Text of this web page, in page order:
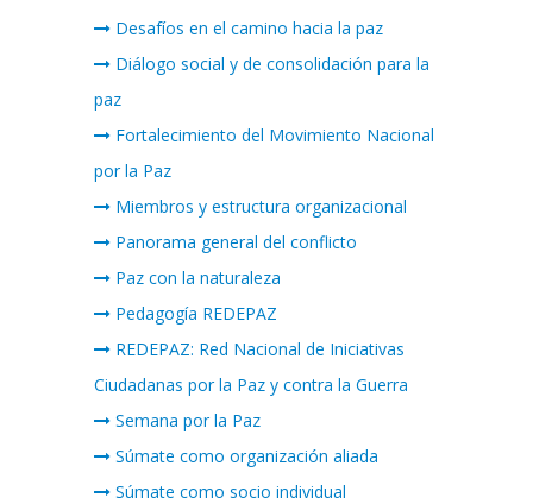
Desafíos en el camino hacia la paz
Diálogo social y de consolidación para la
paz
Fortalecimiento del Movimiento Nacional
por la Paz
Miembros y estructura organizacional
Panorama general del conflicto
Paz con la naturaleza
Pedagogía REDEPAZ
REDEPAZ: Red Nacional de Iniciativas
Ciudadanas por la Paz y contra la Guerra
Semana por la Paz
Súmate como organización aliada
Súmate como socio individual